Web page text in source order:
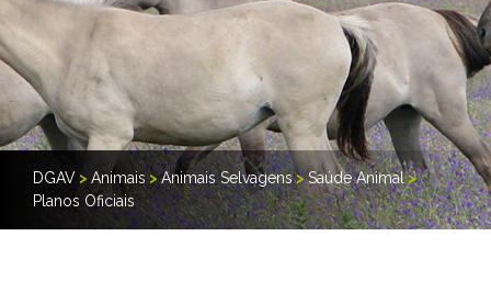
DGAV > Animais >Animais Selvagens>Saúde Animal>
Planos Oficiais